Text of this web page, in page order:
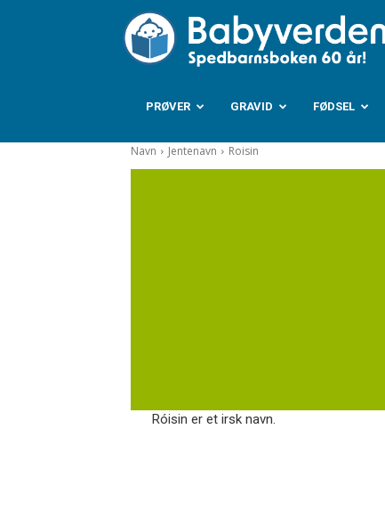
PRØVER GRAVID FØDSEL
Navn Jentenavn Roisin
Róisin er et irsk navn.